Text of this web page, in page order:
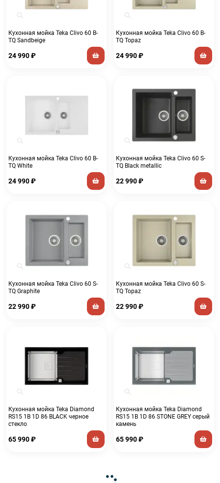
Кухонная мойка Teka Clivo 60 B-
TQ Sandbeige
24 990₽
Кухонная мойка Teka Clivo 60 B-
TQ Topaz
24 990₽
Кухонная мойка Teka Clivo 60 B-
TQ White
24 990₽
Кухонная мойка Teka Clivo 60 S-
TQ Black metallic
22 990₽
Кухонная мойка Teka Clivo 60 S-
TQ Graphite
22 990₽
Кухонная мойка Teka Clivo 60 S-
TQ Topaz
22 990₽
Кухонная мойка Teka Diamond
RS15 1B 1D 86 BLACK черное
стекло
65 990₽
Кухонная мойка Teka Diamond
RS15 1B 1D 86 STONE GREY серый
камень
65 990₽